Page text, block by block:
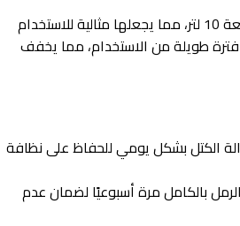
تأتي عبوة كول اند كلين بسعة 10 لتر، مما يجعلها مثالية للاستخدام
طويلة من الاستخدام، مما يخفف
الكتل بشكل يومي للحفاظ على نظافة
بالكامل مرة أسبوعيًا لضمان عدم